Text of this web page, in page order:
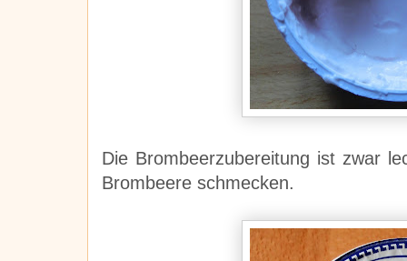
Die Brombeerzubereitung ist zwar
Brombeere schmecken.